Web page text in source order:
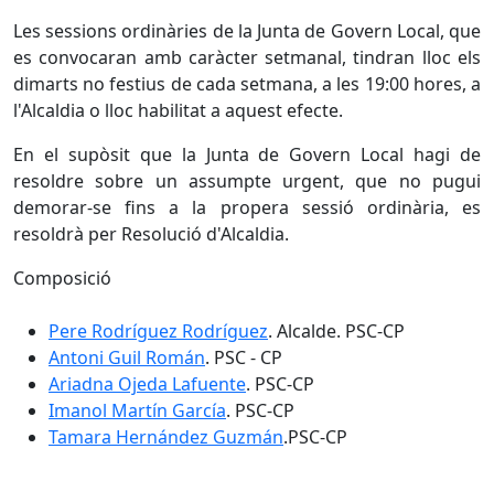
Les sessions ordinàries de la Junta de Govern Local, que
es convocaran amb caràcter setmanal, tindran lloc els
dimarts no festius de cada setmana, a les 19:00 hores, a
l'Alcaldia o lloc habilitat a aquest efecte.
En el supòsit que la Junta de Govern Local hagi de
resoldre sobre un assumpte urgent, que no pugui
demorar-se fins a la propera sessió ordinària, es
resoldrà per Resolució d'Alcaldia.
Composició
Pere Rodríguez Rodríguez. Alcalde. PSC-CP
Antoni Guil Román. PSC - CP
Ariadna Ojeda Lafuente. PSC-CP
Imanol Martín García. PSC-CP
Tamara Hernández Guzmán.PSC-CP